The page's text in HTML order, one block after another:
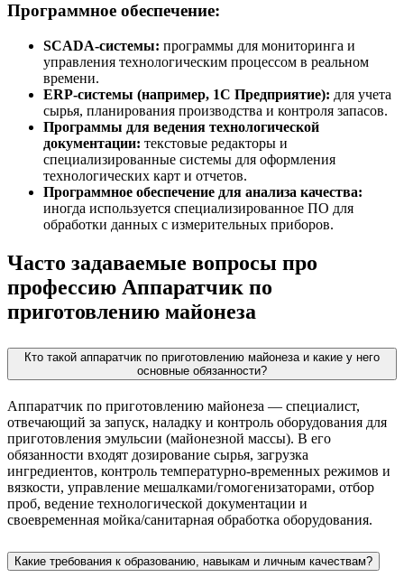
Программное обеспечение:
SCADA-системы: программы для мониторинга и
управления технологическим процессом в реальном
времени.
ERP-системы (например, 1С Предприятие): для учета
сырья, планирования производства и контроля запасов.
Программы для ведения технологической
документации: текстовые редакторы и
специализированные системы для оформления
технологических карт и отчетов.
Программное обеспечение для анализа качества:
иногда используется специализированное ПО для
обработки данных с измерительных приборов.
Часто задаваемые вопросы про
профессию Аппаратчик по
приготовлению майонеза
Кто такой аппаратчик по приготовлению майонеза и какие у него
основные обязанности?
Аппаратчик по приготовлению майонеза — специалист,
отвечающий за запуск, наладку и контроль оборудования для
приготовления эмульсии (майонезной массы). В его
обязанности входят дозирование сырья, загрузка
ингредиентов, контроль температурно-временных режимов и
вязкости, управление мешалками/гомогенизаторами, отбор
проб, ведение технологической документации и
своевременная мойка/санитарная обработка оборудования.
Какие требования к образованию, навыкам и личным качествам?